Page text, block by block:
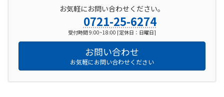
お気軽にお問い合わせください。
0721-25-6274
受付時間 9:00~18:00 [定休日：日曜日]
お問い合わせ
お気軽にお問い合わせください